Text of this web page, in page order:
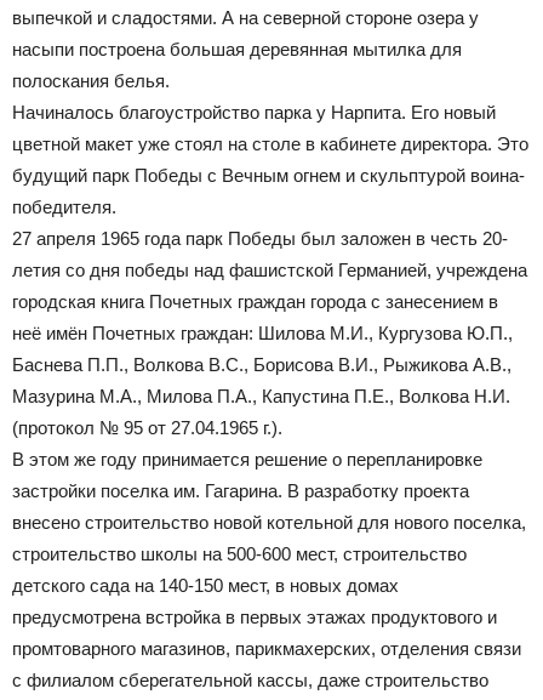
выпечкой и сладостями. А на северной стороне озера у
насыпи построена большая деревянная мытилка для
полоскания белья.
Начиналось благоустройство парка у Нарпита. Его новый
цветной макет уже стоял на столе в кабинете директора. Это
будущий парк Победы с Вечным огнем и скульптурой воина-
победителя.
27 апреля 1965 года парк Победы был заложен в честь 20-
летия со дня победы над фашистской Германией, учреждена
городская книга Почетных граждан города с занесением в
неё имён Почетных граждан: Шилова М.И., Кургузова Ю.П.,
Баснева П.П., Волкова В.С., Борисова В.И., Рыжикова А.В.,
Мазурина М.А., Милова П.А., Капустина П.Е., Волкова Н.И.
(протокол № 95 от 27.04.1965 г.).
В этом же году принимается решение о перепланировке
застройки поселка им. Гагарина. В разработку проекта
внесено строительство новой котельной для нового поселка,
строительство школы на 500-600 мест, строительство
детского сада на 140-150 мест, в новых домах
предусмотрена встройка в первых этажах продуктового и
промтоварного магазинов, парикмахерских, отделения связи
с филиалом сберегательной кассы, даже строительство